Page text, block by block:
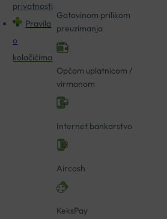
privatnosti
Pravila
o
kolačićima
Gotovinom prilikom
preuzimanja
Općom uplatnicom /
virmanom
Internet bankarstvo
Aircash
KeksPay